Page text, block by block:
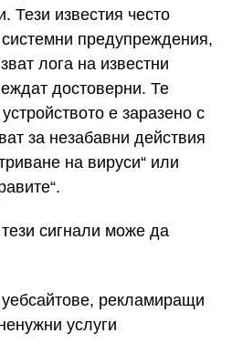
Тези известия често
предупреждения,
лога на известни
достоверни. Те
е заразено с
за незабавни действия
на вируси“ или
сигнали може да
рекламиращи
услуги